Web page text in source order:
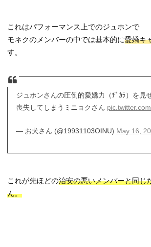
これはパフォーマンス上でのジュホンで
モネクのメンバーの中では基本的に愛嬌キ
す。
ジュホンさんの圧倒的愛嬌力（ﾁﾞｶﾗ）を見
喪失してしまうミニョクさん
— お犬さん (@19931103OINU) May 16,
これが先ほどの治安の悪いメンバーと同じ
ん。